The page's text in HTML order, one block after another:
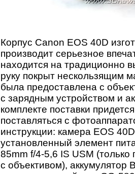
Корпус Canon EOS 40D
производит серьезное
находится на традиционно
руку покрыт нескользящим
была предоставлена с
с зарядным устройством и
комплекте поставки
поставляться с
инструкции: камера EOS
установленный элемент
85mm f/4-5,6 IS USM
с объективом), аккумулятор